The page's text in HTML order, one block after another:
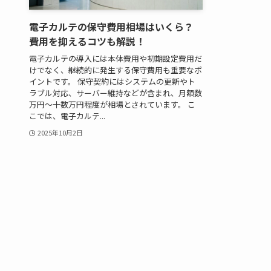
電子カルテの保守費用相場はいくら？
費用を抑えるコツも解説！
電子カルテの導入には本体費用や初期設定費用だ
けでなく、継続的に発生する保守費用も重要なポ
イントです。 保守契約にはシステムの更新やト
ラブル対応、サーバー維持などが含まれ、月額数
万円〜十数万円程度が相場とされています。 こ
こでは、電子カルテ...
2025年10月2日